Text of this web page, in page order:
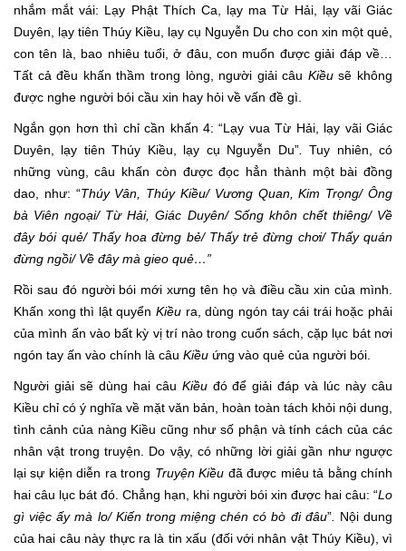
nhắm mắt vái: Lạy Phật Thích Ca, lạy ma Từ Hải, lạy vãi Giác
Duyên, lạy tiên Thúy Kiều, lạy cụ Nguyễn Du cho con xin một quẻ,
con tên là, bao nhiêu tuổi, ở đâu, con muốn được giải đáp về…
Tất cả đều khấn thầm trong lòng, người giải câu Kiềusẽ không
được nghe người bói cầu xin hay hỏi về vấn đề gì.
Ngắn gọn hơn thì chỉ cần khấn 4: “Lạy vua Từ Hải, lạy vãi Giác
Duyên, lạy tiên Thúy Kiều, lạy cụ Nguyễn Du”.Tuy nhiên, có
những vùng, câu khấn còn được đọc hẳn thành một bài đồng
dao, như: “Thúy Vân, Thúy Kiều/ Vương Quan, Kim Trọng/ Ông
bà Viên ngoại/ Từ Hải, Giác Duyên/ Sống khôn chết thiêng/ Về
đây bói quẻ/ Thấy hoa đừng bẻ/ Thấy trẻ đừng chơi/ Thấy quán
đừng ngồi/ Về đây mà gieo quẻ…”
Rồi sau đó người bói mới xưng tên họ và điều cầu xin của mình.
Khấn xong thì lật quyểnKiều ra, dùng ngón tay cái trái hoặc phải
của mình ấn vào bất kỳ vị trí nào trong cuốn sách, cặp lục bát nơi
ngón tay ấn vào chính là câu Kiều ứng vào quẻ của người bói.
Người giải sẽ dùng hai câu Kiềuđó để giải đáp và lúc này câu
Kiều chỉ có ý nghĩa về mặt văn bản, hoàn toàn tách khỏi nội dung,
tình cảnh của nàng Kiều cũng như số phận và tính cách của các
nhân vật trong truyện. Do vậy, có những lời giải gần như ngược
lại sự kiện diễn ra trong Truyện Kiều đã được miêu tả bằng chính
hai câu lục bát đó. Chẳng hạn, khi người bói xin được hai câu: “Lo
gì việc ấy mà lo/ Kiến trong miệng chén có bò đi đâu”. Nội dung
của hai câu này thực ra là tin xấu (đối với nhân vật Thúy Kiều), vì